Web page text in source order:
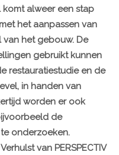
komt alweer een stap
het aanpassen van
het gebouw. De
gebruikt kunnen
restauratiestudie en de
in handen van
worden er ook
de
onderzoeken.
van PERSPECTIV